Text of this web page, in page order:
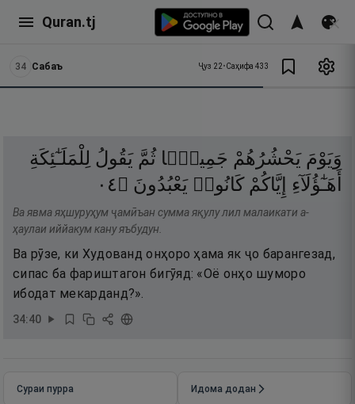
Quran.tj
34 Сабаъ Ҷуз 22•Саҳифа 433
وَيَوْمَ يَحْشُرُهُمْ جَمِيعًۭا ثُمَّ يَقُولُ لِلْمَلَـٰٓئِكَةِ
أَهَـٰٓؤُلَآءِ إِيَّاكُمْ كَانُوا۟ يَعْبُدُونَ ۝٤٠
Ва явма яҳшуруҳум ҷамӣъан сумма яқулу лил малаикати а-
ҳаулаи иййакум кану яъбудун.
Ва рӯзе, ки Худованд онҳоро ҳама як ҷо барангезад,
сипас ба фариштагон бигӯяд: «Оё онҳо шуморо
ибодат мекарданд?».
34:40
Сураи пурра Идома додан